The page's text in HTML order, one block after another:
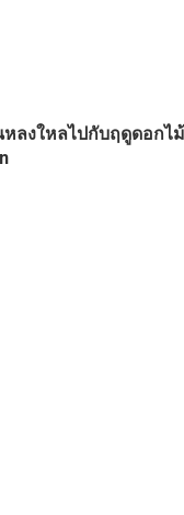
หลงใหลไปกับฤดูดอกไ